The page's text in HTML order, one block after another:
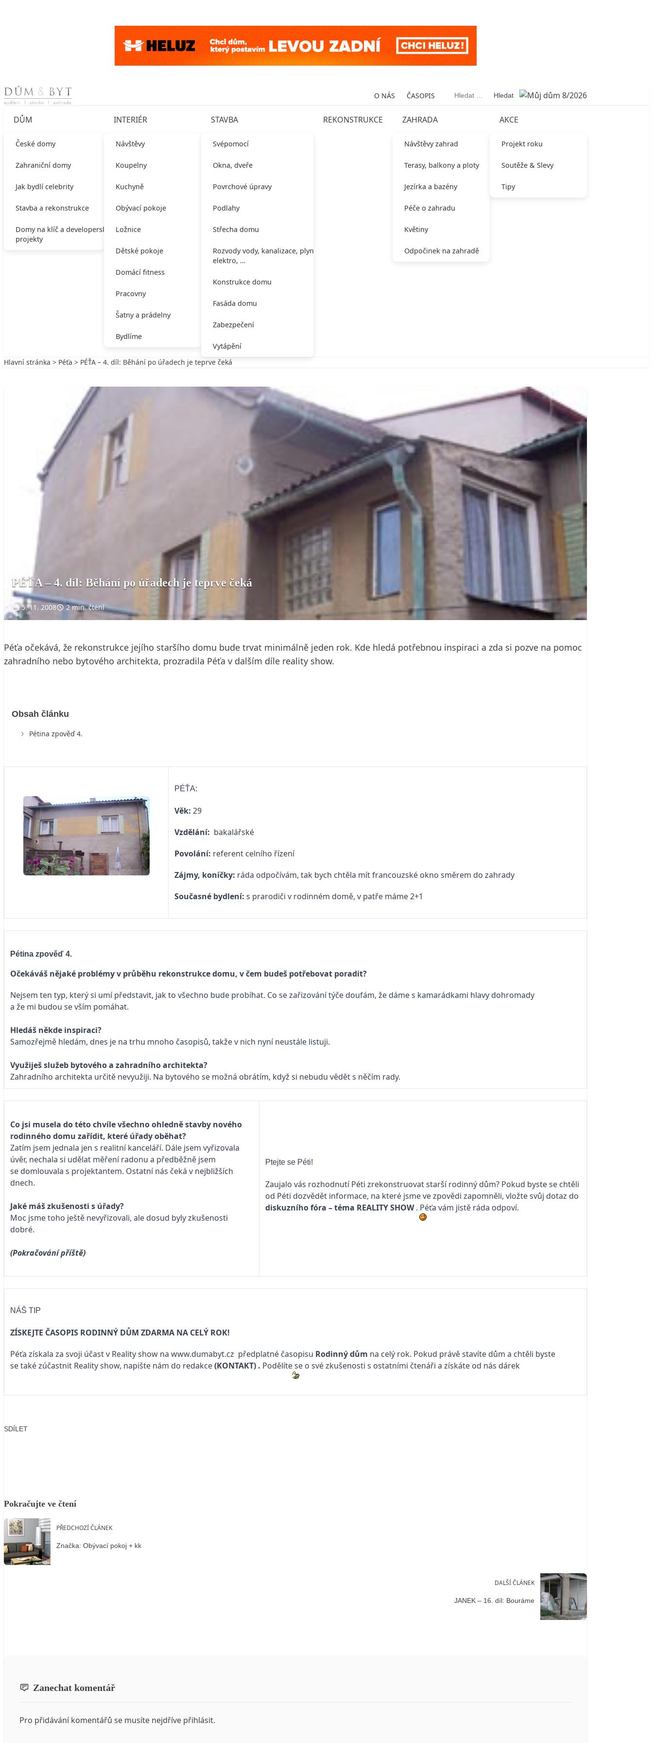
Skip to content O NÁS ČASOPIS Vyhledávání
DŮM
České domy
Zahraniční domy
Jak bydlí celebrity
Stavba a rekonstrukce
Domy na klíč a developerské
projekty
INTERIÉR
Návštěvy
Koupelny
Kuchyně
Obývací pokoje
Ložnice
Dětské pokoje
Domácí fitness
Pracovny
Šatny a prádelny
Bydlíme
STAVBA
Svépomocí
Okna, dveře
Povrchové úpravy
Podlahy
Střecha domu
Rozvody vody, kanalizace, plynu,
elektro, …
Konstrukce domu
Fasáda domu
Zabezpečení
Vytápění
REKONSTRUKCE ZAHRADA
Návštěvy zahrad
Terasy, balkony a ploty
Jezírka a bazény
Péče o zahradu
Květiny
Odpočinek na zahradě
AKCE
Projekt roku
Soutěže & Slevy
Tipy
Hlavní stránka > Péťa > PÉŤA – 4. díl: Běhání po úřadech je teprve čeká
PÉŤA – 4. díl: Běhání po úřadech je teprve čeká
5. 11. 2008 2 min. čtení
Péťa očekává, že rekonstrukce jejího staršího domu bude trvat minimálně jeden rok. Kde hledá potřebnou inspiraci a zda si pozve na pomoc
zahradního nebo bytového architekta, prozradila Péťa v dalším díle reality show.
Obsah článku
Pétina zpověď 4.
PÉŤA:
Věk: 29
Vzdělání: bakalářské
Povolání: referent celního řízení
Zájmy, koníčky: ráda odpočívám, tak bych chtěla mít francouzské okno směrem do zahrady
Současné bydlení: s prarodiči v rodinném domě, v patře máme 2+1
Pétina zpověď 4.
Očekáváš nějaké problémy v průběhu rekonstrukce domu, v čem budeš potřebovat poradit?
Nejsem ten typ, který si umí představit, jak to všechno bude probíhat. Co se zařizování týče doufám, že dáme s kamarádkami hlavy dohromady
a že mi budou se vším pomáhat.
Hledáš někde inspiraci?
Samozřejmě hledám, dnes je na trhu mnoho časopisů, takže v nich nyní neustále listuji.
Využiješ služeb bytového a zahradního architekta?
Zahradního architekta určitě nevyužiji. Na bytového se možná obrátím, když si nebudu vědět s něčím rady.
Co jsi musela do této chvíle všechno ohledně stavby nového
rodinného domu zařídit, které úřady oběhat?
Zatím jsem jednala jen s realitní kanceláří. Dále jsem vyřizovala
úvěr, nechala si udělat měření radonu a předběžně jsem
se domlouvala s projektantem. Ostatní nás čeká v nejbližších
dnech.
Jaké máš zkušenosti s úřady?
Moc jsme toho ještě nevyřizovali, ale dosud byly zkušenosti
dobré.
(Pokračování příště)
Ptejte se Péti!
Zaujalo vás rozhodnutí Péti zrekonstruovat starší rodinný dům? Pokud byste se chtěli
od Péti dozvědět informace, na které jsme ve zpovědi zapomněli, vložte svůj dotaz do
diskuzního fóra – téma REALITY SHOW. Péťa vám jistě ráda odpoví.
NÁŠ TIP
ZÍSKEJTE ČASOPIS RODINNÝ DŮM ZDARMA NA CELÝ ROK!
Péťa získala za svoji účast v Reality show na www.dumabyt.cz předplatné časopisu Rodinný dům na celý rok. Pokud právě stavíte dům a chtěli byste
se také zúčastnit Reality show, napište nám do redakce(KONTAKT) . Podělíte se o své zkušenosti s ostatními čtenáři a získáte od nás dárek
SDÍLET
Pokračujte ve čtení
PŘEDCHOZÍ ČLÁNEK
Značka: Obývací pokoj + kk
DALŠÍ ČLÁNEK
JANEK – 16. díl: Bouráme
Zanechat komentář
Pro přidávání komentářů se musíte nejdříve přihlásit.